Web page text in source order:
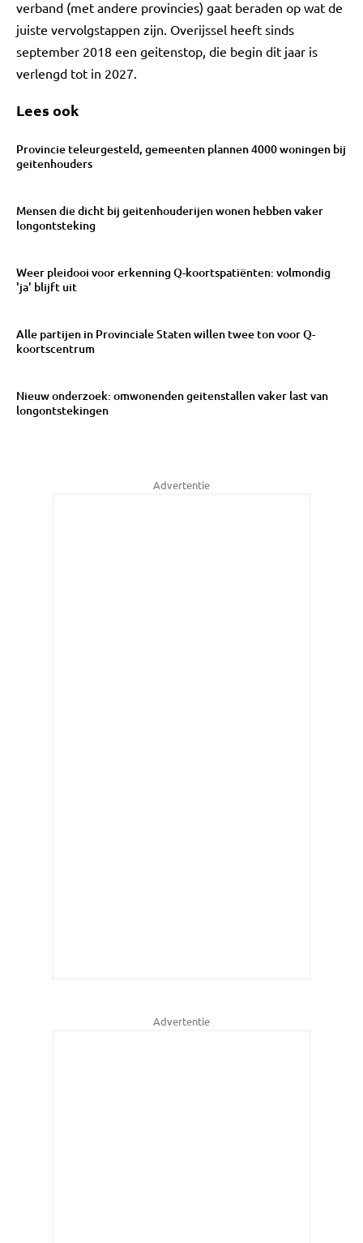
verband (met andere provincies) gaat beraden op wat de
juiste vervolgstappen zijn. Overijssel heeft sinds
september 2018 een geitenstop, die begin dit jaar is
verlengd tot in 2027.
Lees ook
Provincie teleurgesteld, gemeenten plannen 4000 woningen bij
geitenhouders
Mensen die dicht bij geitenhouderijen wonen hebben vaker
longontsteking
Weer pleidooi voor erkenning Q-koortspatiënten: volmondig
'ja' blijft uit
Alle partijen in Provinciale Staten willen twee ton voor Q-
koortscentrum
Nieuw onderzoek: omwonenden geitenstallen vaker last van
longontstekingen
Advertentie
Advertentie